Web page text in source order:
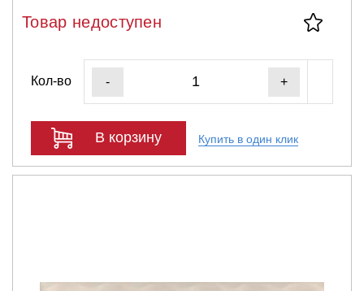
Товар недоступен
Кол-во - +
В корзину Купить в один клик